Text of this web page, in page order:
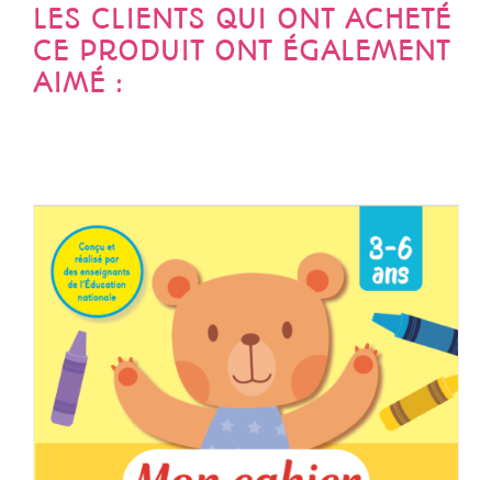
LES CLIENTS QUI ONT ACHETÉ
CE PRODUIT ONT ÉGALEMENT
AIMÉ :